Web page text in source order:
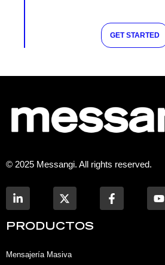
GET STARTED
© 2025 Messangi. All rights reserved.
i
n
k
i
F
a
c
o
u
PRODUCTOS
Mensajería Masiva